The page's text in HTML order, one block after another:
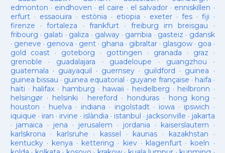
edmonton · eindhoven · el caire · el salvador · enniskillen ·
erfurt· essaouira · estònia · etiopia · exeter· fes· fiji ·
firenze ·fortaleza · frankfurt· freiburg im breisgau ·
fribourg · galati · galiza · galway· gambia · gasteiz · gdansk
· geneve · genova · gent· ghana · gibraltar· glasgow· goa ·
gold coast · goteborg · gottingen · granada · graz ·
grenoble · guadalajara · guadeloupe · guangzhou ·
guatemala · guayaquil · guernsey· guildford · guinea ·
guinea bissau · guinea equatorial · guyane française · haifa ·
haiti · halifax · hamburg · hawaii · heidelberg · heilbronn ·
helsingør· helsinki · hereford · honduras· hong kong ·
houston · huelva · indiana · ingolstadt· iowa · ipswich ·
iquique · iran · irvine · islàndia · istanbul · jacksonville · jakarta
· jamaica · jena · jerusalem · jordania · kaiserslautern ·
karlskrona · karlsruhe · kassel · kaunas· kazakhstan ·
kentucky· kenya · kettering · kiev· klagenfurt · koeln ·